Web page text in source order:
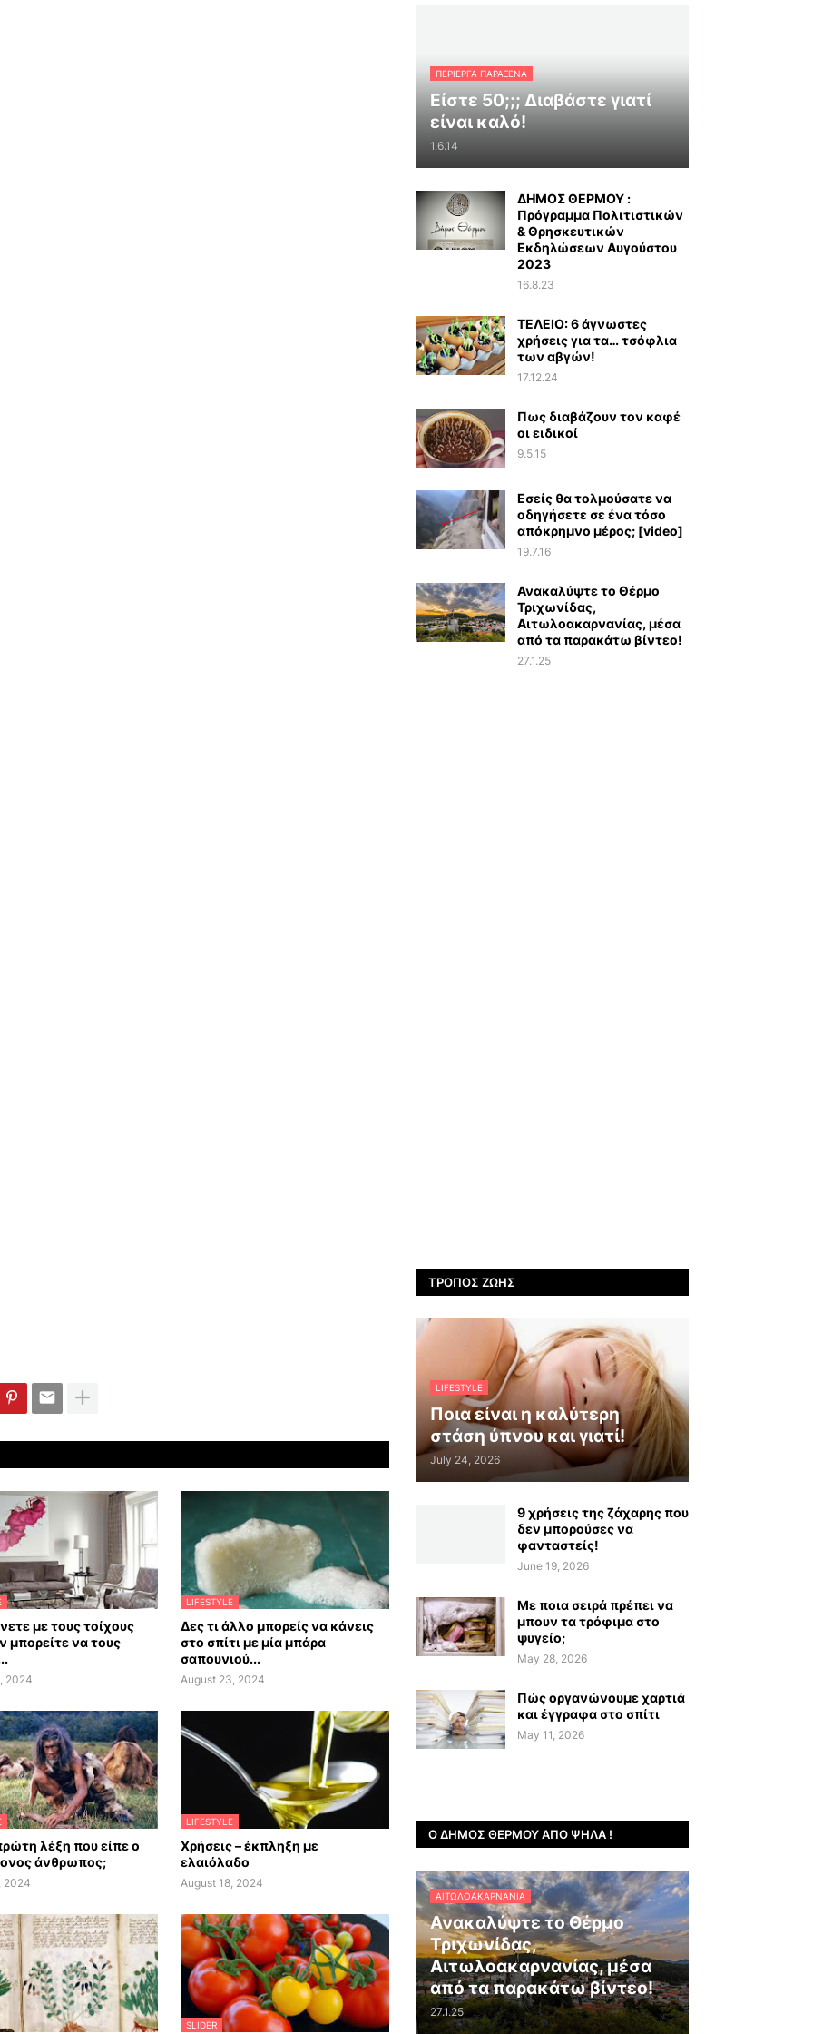
με τους τοίχους
μπορείτε να τους
2024
LIFESTYLE
Δες τι άλλο μπορείς να κάνεις
στο σπίτι με μία μπάρα
σαπουνιού...
August 23, 2024
λέξη που είπε ο
άνθρωπος;
2024
LIFESTYLE
Χρήσεις – έκπληξη με
ελαιόλαδο
August 18, 2024
SLIDER
ΠΕΡΊΕΡΓΑ ΠΑΡΆΞΕΝΑ
Είστε 50;;; Διαβάστε γιατί
είναι καλό!
1.6.14
ΔΗΜΟΣ ΘΕΡΜΟΥ :
Πρόγραμμα Πολιτιστικών
& Θρησκευτικών
Εκδηλώσεων Αυγούστου
2023
16.8.23
ΤΕΛΕΙΟ: 6 άγνωστες
χρήσεις για τα… τσόφλια
των αβγών!
17.12.24
Πως διαβάζουν τον καφέ
οι ειδικοί
9.5.15
Εσείς θα τολμούσατε να
οδηγήσετε σε ένα τόσο
απόκρημνο μέρος; [video]
19.7.16
Ανακαλύψτε το Θέρμο
Τριχωνίδας,
Αιτωλοακαρνανίας, μέσα
από τα παρακάτω βίντεο!
27.1.25
ΤΡΌΠΟΣ ΖΩΉΣ
LIFESTYLE
Ποια είναι η καλύτερη
στάση ύπνου και γιατί!
July 24, 2026
9 χρήσεις της ζάχαρης που
δεν μπορούσες να
φανταστείς!
June 19, 2026
Με ποια σειρά πρέπει να
μπουν τα τρόφιμα στο
ψυγείο;
May 28, 2026
Πώς οργανώνουμε χαρτιά
και έγγραφα στο σπίτι
May 11, 2026
Ο ΔΉΜΟΣ ΘΈΡΜΟΥ ΑΠΌ ΨΗΛΆ !
ΑΙΤΩΛΟΑΚΑΡΝΑΝΊΑ
Ανακαλύψτε το Θέρμο
Τριχωνίδας,
Αιτωλοακαρνανίας, μέσα
από τα παρακάτω βίντεο!
27.1.25